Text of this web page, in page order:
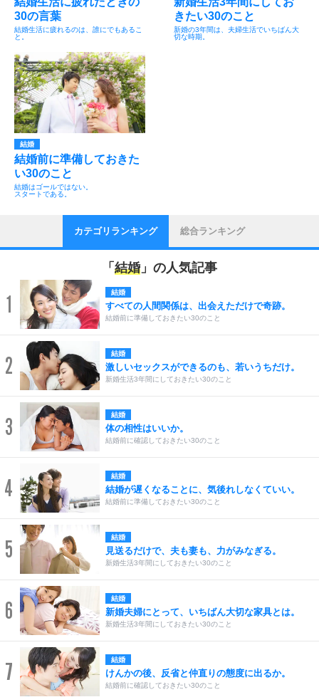
30の言葉
結婚生活に疲れるのは、誰にでもあるこ
と。
きたい30のこと
新婚の3年間は、夫婦生活でいちばん大
切な時期。
結婚
結婚前に準備しておきた
い30のこと
結婚はゴールではない。
スタートである。
カテゴリランキング 総合ランキング
「 結婚」の人気記事
1 結婚
すべての人間関係は、出会えただけで奇跡。
結婚前に準備しておきたい30のこと
2 結婚
激しいセックスができるのも、若いうちだけ。
新婚生活3年間にしておきたい30のこと
3 結婚
体の相性はいいか。
結婚前に確認しておきたい30のこと
4 結婚
結婚が遅くなることに、気後れしなくていい。
結婚前に準備しておきたい30のこと
5 結婚
見送るだけで、夫も妻も、力がみなぎる。
新婚生活3年間にしておきたい30のこと
6 結婚
新婚夫婦にとって、いちばん大切な家具とは。
新婚生活3年間にしておきたい30のこと
7 結婚
けんかの後、反省と仲直りの態度に出るか。
結婚前に確認しておきたい30のこと